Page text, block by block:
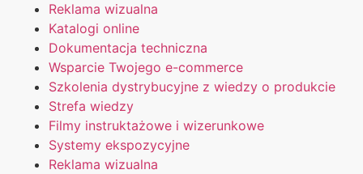
Reklama wizualna
Katalogi online
Dokumentacja techniczna
Wsparcie Twojego e-commerce
Szkolenia dystrybucyjne z wiedzy o produkcie
Strefa wiedzy
Filmy instruktażowe i wizerunkowe
Systemy ekspozycyjne
Reklama wizualna